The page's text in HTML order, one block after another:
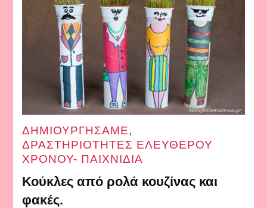
ΔΗΜΙΟΥΡΓΗΣΑΜΕ,
ΔΡΑΣΤΗΡΙΟΤΗΤΕΣ ΕΛΕΥΘΕΡΟΥ
ΧΡΟΝΟΥ- ΠΑΙΧΝΙΔΙΑ
Κούκλες από ρολά κουζίνας και
φακές.